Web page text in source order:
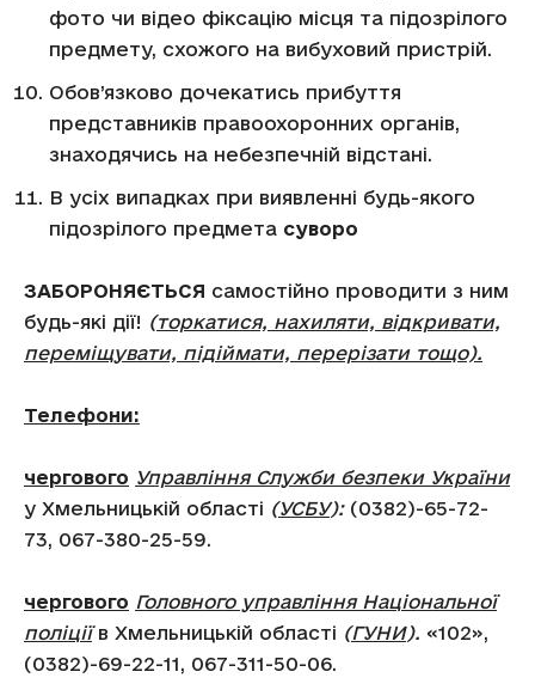
фото чи відео фіксацію місця та підозрілого
предмету, схожого на вибуховий пристрій.
Обов’язково дочекатись прибуття
представників правоохоронних органів,
знаходячись на небезпечній відстані.
В усіх випадках при виявленні будь-якого
підозрілого предмета суворо
ЗАБОРОНЯЄТЬСЯ самостійно проводити з ним
будь-які дії! (торкатися, нахиляти, відкривати,
переміщувати, підіймати, перерізати тощо).
Телефони:
чергового Управління Служби безпеки України
у Хмельницькій області (УСБУ):(0382)-65-72-
73, 067-380-25-59.
чергового Головного управління Національної
поліціїв Хмельницькій області (ГУНИ). «102»,
(0382)-69-22-11, 067-311-50-06.